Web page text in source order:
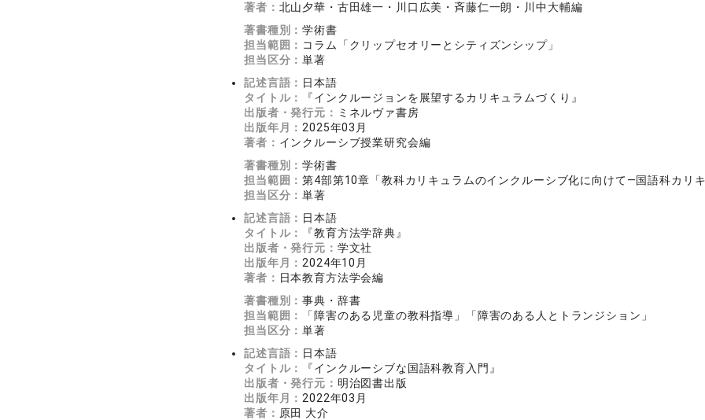
著者： 北山夕華・古田雄一・川口広美・斉藤仁一朗・川中大輔編
著書種別：学術書
担当範囲： コラム「クリップセオリーとシティズンシップ」
担当区分：単著
記述言語： 日本語
タイトル：
『インクルージョンを展望するカリキュラムづくり』
出版者・発行元： ミネルヴァ書房
出版年月： 2025年03月
著者： インクルーシブ授業研究会編
著書種別：学術書
担当範囲：第4部第10章「教科カリキュラムのインクルーシブ化に向けて―国語科カリキ
担当区分：単著
記述言語： 日本語
タイトル：
『教育方法学辞典』
出版者・発行元： 学文社
出版年月： 2024年10月
著者： 日本教育方法学会編
著書種別：事典・辞書
担当範囲：
「障害のある児童の教科指導」「障害のある人とトランジション」
担当区分：単著
記述言語： 日本語
タイトル：
『インクルーシブな国語科教育入門』
出版者・発行元： 明治図書出版
出版年月： 2022年03月
著者： 原田 大介